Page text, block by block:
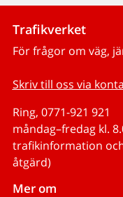
Trafikverket
För frågor om väg,
Skriv till oss via
Ring, 0771-921 921
måndag–fredag kl.
trafikinformation
åtgärd)
Mer om